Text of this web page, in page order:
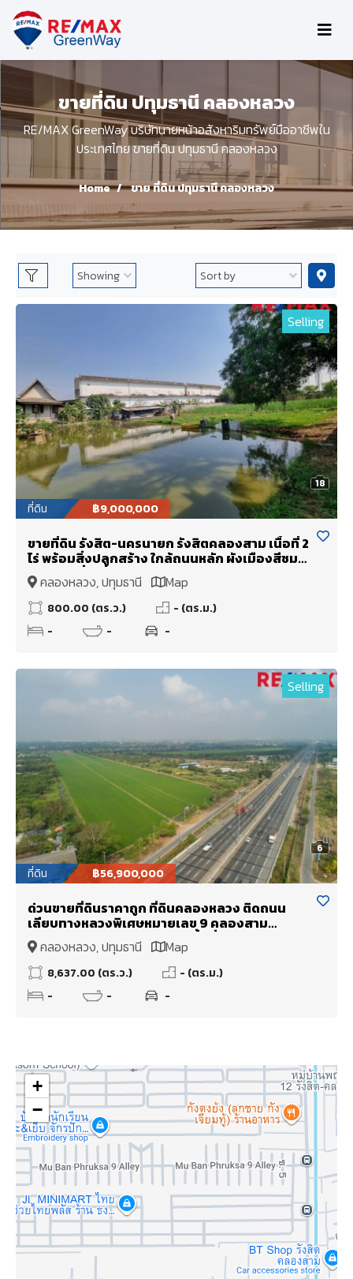
ขายที่ดิน ปทุมธานี คลองหลวง
RE/MAX GreenWay บริษัทนายหน้าอสังหาริมทรัพย์มืออาชีพใน
ประเทศไทย ขายที่ดิน ปทุมธานี คลองหลวง
Home ขาย ที่ดิน ปทุมธานี คลองหลวง
18
Selling
ที่ดิน ฿9,000,000
ขายที่ดิน รังสิต-นครนายก รังสิตคลองสาม เนื้อที่ 2
ไร่ พร้อมสิ่งปลูกสร้าง ใกล้ถนนหลัก ผังเมืองสีชมพู
รูปแปลงสี่เหลี่ยมผืนผ้า ขายถูก สร้าง Low Rise
หรือไว้ทำเป็นโกดังได้
คลองหลวง, ปทุมธานี Map
800.00 (ตร.ว.)
- (ตร.ม.)
-
- -
6
Selling
ที่ดิน ฿56,900,000
ด่วนขายที่ดินราคาถูก ที่ดินคลองหลวง ติดถนน
เลียบทางหลวงพิเศษหมายเลข 9 คลองสาม
คลองหลวง จังหวัดปทุมธานี เนื้อที่ 21 ไร่ 2 งาน 37
ตารางวา
คลองหลวง, ปทุมธานี Map
8,637.00 (ตร.ว.)
- (ตร.ม.)
-
- -
+
−